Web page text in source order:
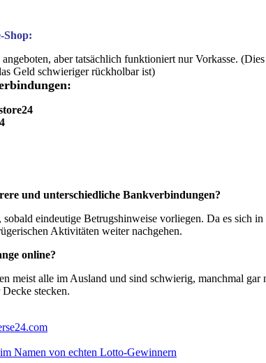
Shop:
aber tatsächlich funktioniert nur Vorkasse.
Geld schwieriger rückholbar ist)
und unterschiedliche Bankverbindungen?
eindeutige Betrugshinweise vorliegen. Da es sich
Aktivitäten weiter nachgehen.
online?
meist alle im Ausland und sind schwierig, manchmal
stecken.
Namen von echten Lotto-Gewinnern